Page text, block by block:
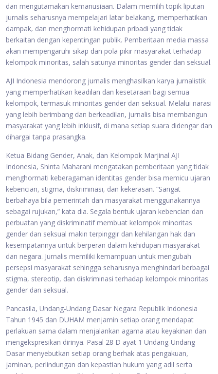
dan mengutamakan kemanusiaan. Dalam memilih topik liputan
jurnalis seharusnya mempelajari latar belakang, memperhatikan
dampak, dan menghormati kehidupan pribadi yang tidak
berkaitan dengan kepentingan publik. Pemberitaan media massa
akan mempengaruhi sikap dan pola pikir masyarakat terhadap
kelompok minoritas, salah satunya minoritas gender dan seksual.
AJI Indonesia mendorong jurnalis menghasilkan karya jurnalistik
yang memperhatikan keadilan dan kesetaraan bagi semua
kelompok, termasuk minoritas gender dan seksual. Melalui narasi
yang lebih berimbang dan berkeadilan, jurnalis bisa membangun
masyarakat yang lebih inklusif, di mana setiap suara didengar dan
dihargai tanpa prasangka.
Ketua Bidang Gender, Anak, dan Kelompok Marjinal AJI
Indonesia, Shinta Maharani mengatakan pemberitaan yang tidak
menghormati keberagaman identitas gender bisa memicu ujaran
kebencian, stigma, diskriminasi, dan kekerasan. “Sangat
berbahaya bila pemerintah dan masyarakat menggunakannya
sebagai rujukan,” kata dia. Segala bentuk ujaran kebencian dan
perbuatan yang diskriminatif membuat kelompok minoritas
gender dan seksual makin terpinggir dan kehilangan hak dan
kesempatannya untuk berperan dalam kehidupan masyarakat
dan negara. Jurnalis memiliki kemampuan untuk mengubah
persepsi masyarakat sehingga seharusnya menghindari berbagai
stigma, stereotip, dan diskriminasi terhadap kelompok minoritas
gender dan seksual.
Pancasila, Undang-Undang Dasar Negara Republik Indonesia
Tahun 1945 dan DUHAM menjamin setiap orang mendapat
perlakuan sama dalam menjalankan agama atau keyakinan dan
mengekspresikan dirinya. Pasal 28 D ayat 1 Undang-Undang
Dasar menyebutkan setiap orang berhak atas pengakuan,
jaminan, perlindungan dan kepastian hukum yang adil serta